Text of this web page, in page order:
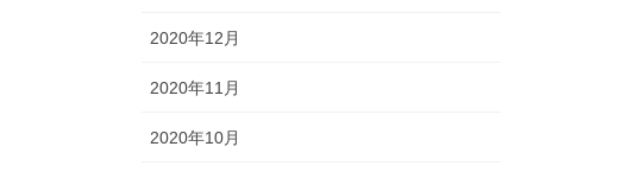
2020年12月
2020年11月
2020年10月